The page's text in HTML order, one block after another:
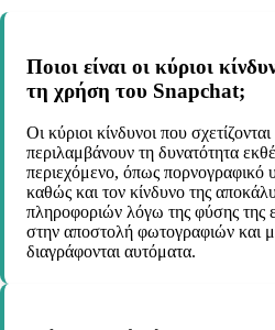
Ποιοι είναι οι κύριοι
τη χρήση του Snapchat;
Οι κύριοι κίνδυνοι που
περιλαμβάνουν τη δυνατότητα
περιεχόμενο, όπως πορνογραφικό
καθώς και τον κίνδυνο της
πληροφοριών λόγω της φύσης της
στην αποστολή φωτογραφιών και
διαγράφονται αυτόματα.